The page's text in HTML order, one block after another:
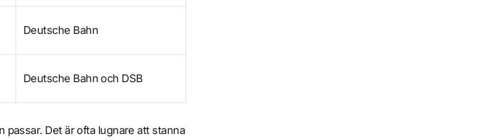
Deutsche Bahn
Deutsche Bahn och DSB
passar. Det är ofta lugnare att stanna